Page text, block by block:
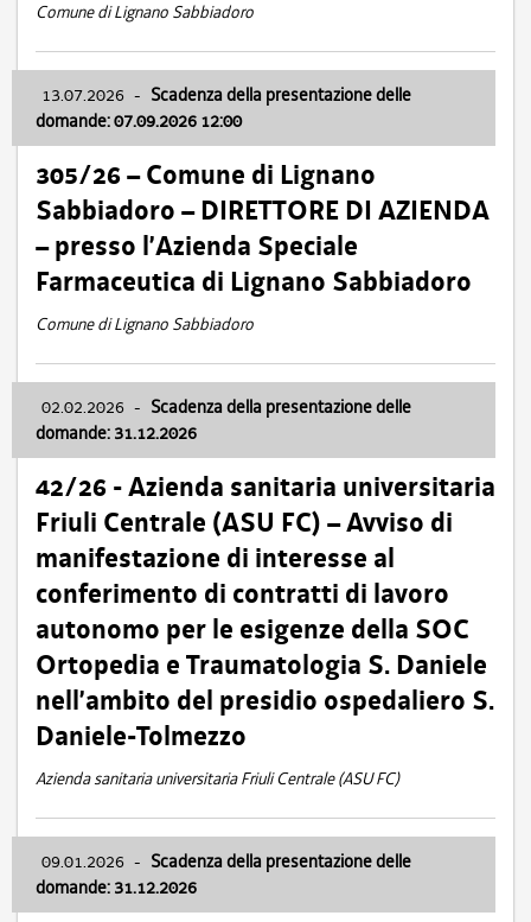
Comune di Lignano Sabbiadoro
13.07.2026 - Scadenza della presentazione delle
domande: 07.09.2026 12:00
305/26 – Comune di Lignano
Sabbiadoro – DIRETTORE DI AZIENDA
– presso l’Azienda Speciale
Farmaceutica di Lignano Sabbiadoro
Comune di Lignano Sabbiadoro
02.02.2026 - Scadenza della presentazione delle
domande: 31.12.2026
42/26 - Azienda sanitaria universitaria
Friuli Centrale (ASU FC) – Avviso di
manifestazione di interesse al
conferimento di contratti di lavoro
autonomo per le esigenze della SOC
Ortopedia e Traumatologia S. Daniele
nell’ambito del presidio ospedaliero S.
Daniele-Tolmezzo
Azienda sanitaria universitaria Friuli Centrale (ASU FC)
09.01.2026 - Scadenza della presentazione delle
domande: 31.12.2026